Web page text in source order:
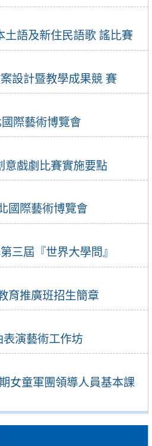
土語及新住民語歌 謠比賽
設計暨教學成果競 賽
際藝術博覽會
意戲劇比賽實施要點
國際藝術博覽會
三屆『世界大學問』
育推廣班招生簡章
演藝術工作坊
女童軍團領導人員基本課